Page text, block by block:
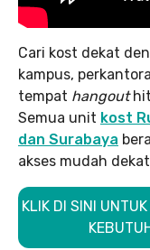
Cari kost dekat
kampus,
tempat hangout
Semua unit kost
dan Surabaya
akses mudah
KLIK DI SINI